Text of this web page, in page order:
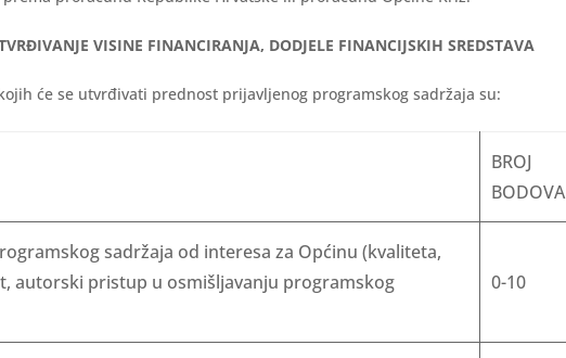
VISINE FINANCIRANJA, DODJELE FINANCIJSKIH SREDSTAVA
će se utvrđivati prednost prijavljenog programskog sadržaja su:
BROJ
BODOVA
sadržaja od interesa za Općinu (kvaliteta,
autorski pristup u osmišljavanju programskog
0-10